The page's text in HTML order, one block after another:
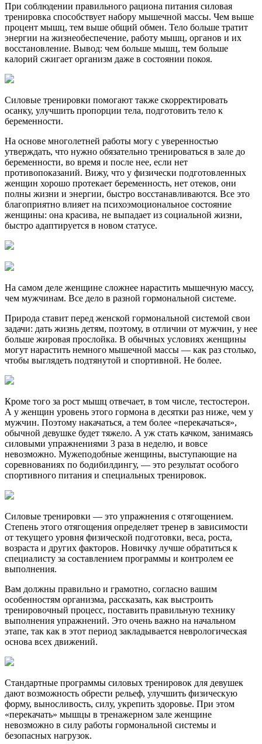
При соблюдении правильного рациона питания силовая
тренировка способствует набору мышечной массы. Чем выше
процент мышц, тем выше общий обмен. Тело больше тратит
энергии на жизнеобеспечение, работу мышц, органов и их
восстановление. Вывод: чем больше мышц, тем больше
калорий сжигает организм даже в состоянии покоя.
Силовые тренировки помогают также скорректировать
осанку, улучшить пропорции тела, подготовить тело к
беременности.
На основе многолетней работы могу с уверенностью
утверждать, что нужно обязательно тренироваться в зале до
беременности, во время и после нее, если нет
противопоказаний. Вижу, что у физически подготовленных
женщин хорошо протекает беременность, нет отеков, они
полны жизни и энергии, быстро восстанавливаются. Все это
благоприятно влияет на психоэмоциональное состояние
женщины: она красива, не выпадает из социальной жизни,
быстро адаптируется в новом статусе.
На самом деле женщине сложнее нарастить мышечную массу,
чем мужчинам. Все дело в разной гормональной системе.
Природа ставит перед женской гормональной системой свои
задачи: дать жизнь детям, поэтому, в отличии от мужчин, у нее
больше жировая прослойка. В обычных условиях женщины
могут нарастить немного мышечной массы — как раз столько,
чтобы выглядеть подтянутой и спортивной. Не более.
Кроме того за рост мышц отвечает, в том числе, тестостерон.
А у женщин уровень этого гормона в десятки раз ниже, чем у
мужчин. Поэтому накачаться, а тем более «перекачаться»,
обычной девушке будет тяжело. А уж стать качком, занимаясь
силовыми упражнениями 3 раза в неделю, и вовсе
невозможно. Мужеподобные женщины, выступающие на
соревнованиях по бодибилдингу, — это результат особого
спортивного питания и специальных тренировок.
Силовые тренировки — это упражнения с отягощением.
Степень этого отягощения определяет тренер в зависимости
от текущего уровня физической подготовки, веса, роста,
возраста и других факторов. Новичку лучше обратиться к
специалисту за составлением программы и контролем ее
выполнения.
Вам должны правильно и грамотно, согласно вашим
особенностям организма, рассказать, как выстроить
тренировочный процесс, поставить правильную технику
выполнения упражнений. Это очень важно на начальном
этапе, так как в этот период закладывается неврологическая
основа всех движений.
Стандартные программы силовых тренировок для девушек
дают возможность обрести рельеф, улучшить физическую
форму, выносливость, силу, укрепить здоровье. При этом
«перекачать» мышцы в тренажерном зале женщине
невозможно в силу работы гормональной системы и
безопасных нагрузок.